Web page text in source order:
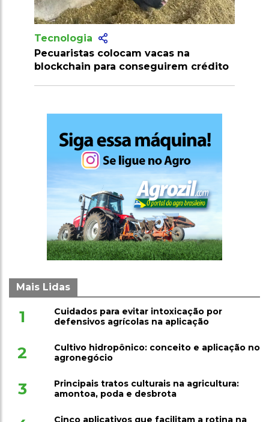
Tecnologia
Produtores recebem mais de 10
milhões de doses de vacinas contra
Mais Lidas
Cuidados para evitar intoxicação por
Cultivo hidropônico: conceito e aplicação no
Principais tratos culturais na agricultura: